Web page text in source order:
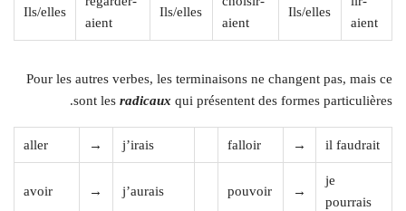
Ils/elles
aient
Ils/elles
aient
Ils/elles
aient
Pour les autres verbes, les terminaisons ne changent pas, mais ce
sont les radicaux qui présentent des formes particulières.
aller → j’irais falloir → il faudrait
avoir → j’aurais pouvoir →
je
pourrais